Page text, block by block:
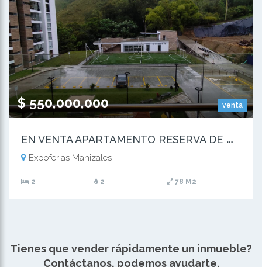
venta
$ 550,000,000
E
N VENTA APARTAMENTO RESERVA DE HUNGRIA MANIZALES
Expoferias Manizales
2 2 78 M2
Tienes que vender rápidamente un inmueble?
Contáctanos, podemos ayudarte.